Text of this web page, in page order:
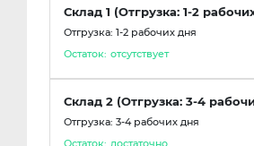
Склад 1 (Отгрузка: 1-2
Отгрузка: 1-2 рабочих дня
Остаток: отсутствует
Склад 2 (Отгрузка: 3-4
Отгрузка: 3-4 рабочих дня